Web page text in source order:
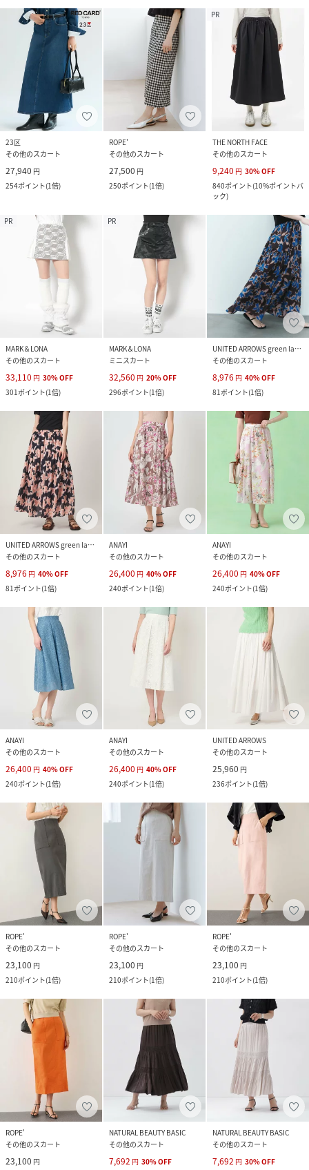
23区
その他のスカート
27,940 円
254ポイント(1倍)
ROPE'
その他のスカート
27,500 円
250ポイント(1倍)
PR
THE NORTH FACE
その他のスカート
9,240 円 30%OFF
840ポイント(10%ポイントバ
ック)
PR
MARK＆LONA
その他のスカート
33,110 円 30%OFF
301ポイント(1倍)
PR
MARK＆LONA
ミニスカート
32,560 円 20%OFF
296ポイント(1倍)
UNITED ARROWS green label relaxing
その他のスカート
8,976 円 40%OFF
81ポイント(1倍)
UNITED ARROWS green label relaxing
その他のスカート
8,976 円 40%OFF
81ポイント(1倍)
ANAYI
その他のスカート
26,400 円 40%OFF
240ポイント(1倍)
ANAYI
その他のスカート
26,400 円 40%OFF
240ポイント(1倍)
ANAYI
その他のスカート
26,400 円 40%OFF
240ポイント(1倍)
ANAYI
その他のスカート
26,400 円 40%OFF
240ポイント(1倍)
UNITED ARROWS
その他のスカート
25,960 円
236ポイント(1倍)
ROPE'
その他のスカート
23,100 円
210ポイント(1倍)
ROPE'
その他のスカート
23,100 円
210ポイント(1倍)
ROPE'
その他のスカート
23,100 円
210ポイント(1倍)
ROPE'
その他のスカート
23,100 円
NATURAL BEAUTY BASIC
その他のスカート
7,692 円 30%OFF
NATURAL BEAUTY BASIC
その他のスカート
7,692 円 30%OFF